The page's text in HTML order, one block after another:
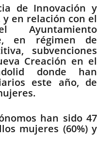
de Innovación y
y en relación con el
Ayuntamiento
en régimen de
subvenciones
Creación en el
donde han
este año, de
han sido 47
mujeres (60%) y